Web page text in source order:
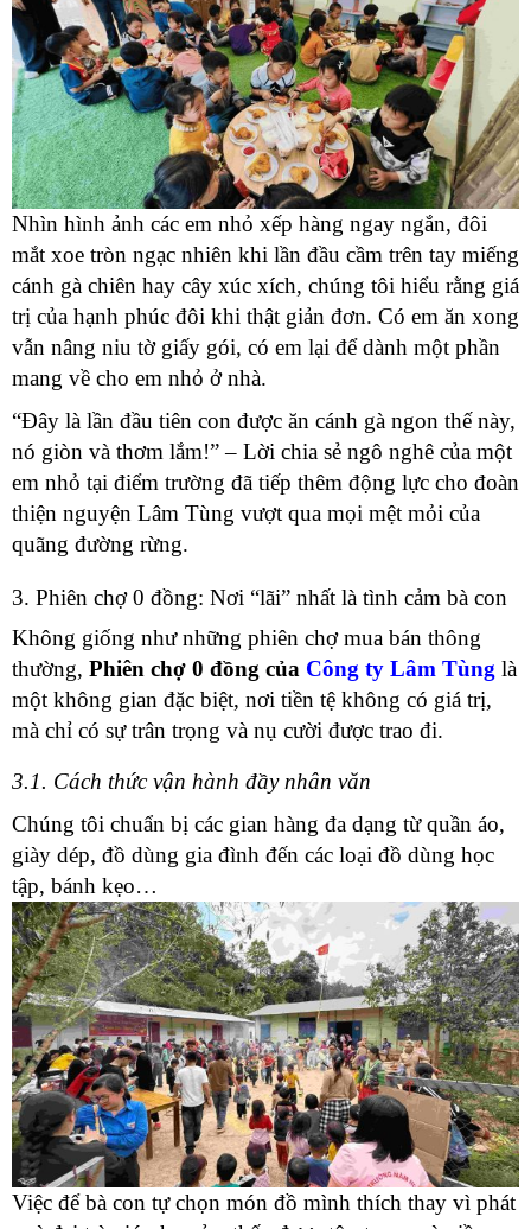
Nhìn hình ảnh các em nhỏ xếp hàng ngay ngắn, đôi
mắt xoe tròn ngạc nhiên khi lần đầu cầm trên tay miếng
cánh gà chiên hay cây xúc xích, chúng tôi hiểu rằng giá
trị của hạnh phúc đôi khi thật giản đơn. Có em ăn xong
vẫn nâng niu tờ giấy gói, có em lại để dành một phần
mang về cho em nhỏ ở nhà.
“Đây là lần đầu tiên con được ăn cánh gà ngon thế này,
nó giòn và thơm lắm!” – Lời chia sẻ ngô nghê của một
em nhỏ tại điểm trường đã tiếp thêm động lực cho đoàn
thiện nguyện Lâm Tùng vượt qua mọi mệt mỏi của
quãng đường rừng.
3. Phiên chợ 0 đồng: Nơi “lãi” nhất là tình cảm bà con
Không giống như những phiên chợ mua bán thông
thường, Phiên chợ 0 đồng của Công ty Lâm Tùng là
một không gian đặc biệt, nơi tiền tệ không có giá trị,
mà chỉ có sự trân trọng và nụ cười được trao đi.
3.1. Cách thức vận hành đầy nhân văn
Chúng tôi chuẩn bị các gian hàng đa dạng từ quần áo,
giày dép, đồ dùng gia đình đến các loại đồ dùng học
tập, bánh kẹo…
Việc để bà con tự chọn món đồ mình thích thay vì phát